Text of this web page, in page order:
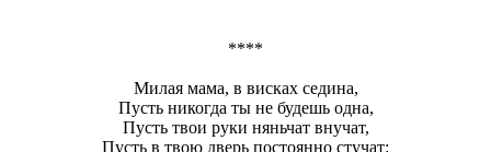
****
Милая мама, в висках седина,
Пусть никогда ты не будешь одна,
Пусть твои руки няньчат внучат,
Пусть в твою дверь постоянно стучат: